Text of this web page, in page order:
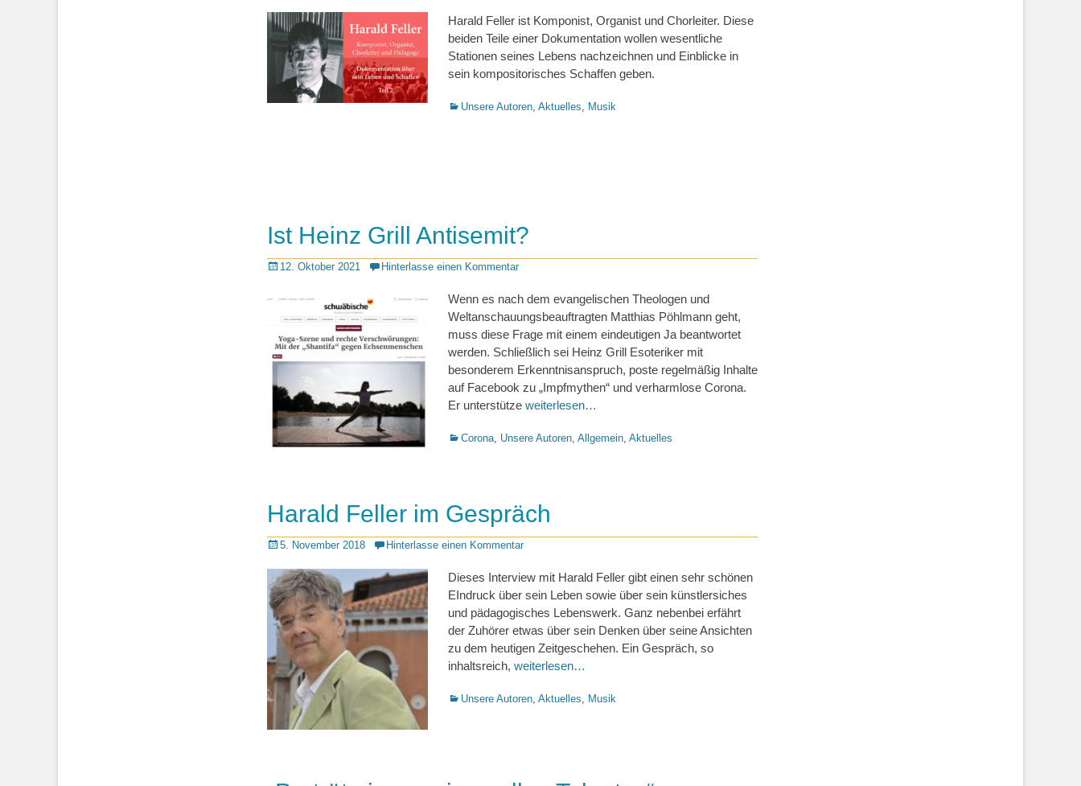
Harald Feller ist Komponist, Organist und Chorleiter. Diese
beiden Teile einer Dokumentation wollen wesentliche
Stationen seines Lebens nachzeichnen und Einblicke in
sein kompositorisches Schaffen geben.
Kategorien
Unsere Autoren, Aktuelles, Musik
Ist Heinz Grill Antisemit?
Posted
12. Oktober 2021 Hinterlasse einen Kommentar
Wenn es nach dem evangelischen Theologen und
Weltanschauungsbeauftragten Matthias Pöhlmann geht,
muss diese Frage mit einem eindeutigen Ja beantwortet
werden. Schließlich sei Heinz Grill Esoteriker mit
besonderem Erkenntnisanspruch, poste regelmäßig Inhalte
auf Facebook zu „Impfmythen“ und verharmlose Corona.
Er unterstütze weiterlesen…
Kategorien
Corona, Unsere Autoren, Allgemein, Aktuelles
Harald Feller im Gespräch
Posted
5. November 2018 Hinterlasse einen Kommentar
Dieses Interview mit Harald Feller gibt einen sehr schönen
EIndruck über sein Leben sowie über sein künstlersiches
und pädagogisches Lebenswerk. Ganz nebenbei erfährt
der Zuhörer etwas über sein Denken über seine Ansichten
zu dem heutigen Zeitgeschehen. Ein Gespräch, so
inhaltsreich, weiterlesen…
Kategorien
Unsere Autoren, Aktuelles, Musik